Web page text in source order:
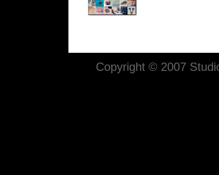
Copyright © 2007